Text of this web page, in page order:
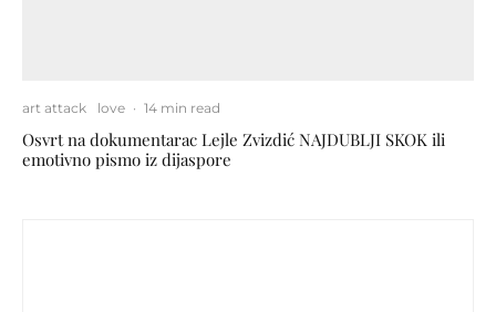
art attack love · 14 min read
Osvrt na dokumentarac Lejle Zvizdić NAJDUBLJI SKOK ili
emotivno pismo iz dijaspore